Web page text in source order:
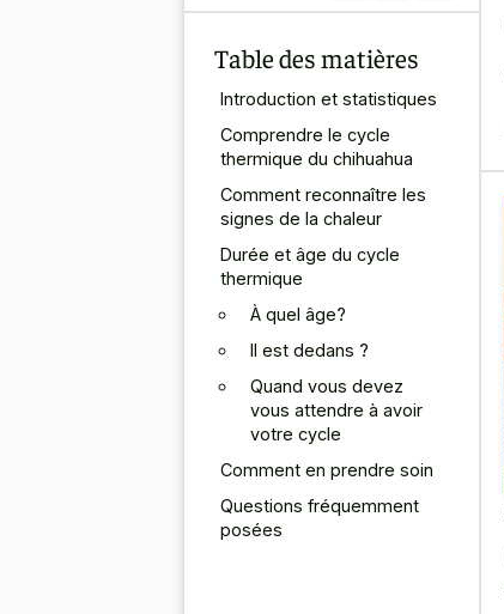
Table des matières
Introduction et statistiques
Comprendre le cycle
thermique du chihuahua
Comment reconnaître les
signes de la chaleur
Durée et âge du cycle
thermique
À quel âge?
Il est dedans ?
Quand vous devez
vous attendre à avoir
votre cycle
Comment en prendre soin
Questions fréquemment
posées